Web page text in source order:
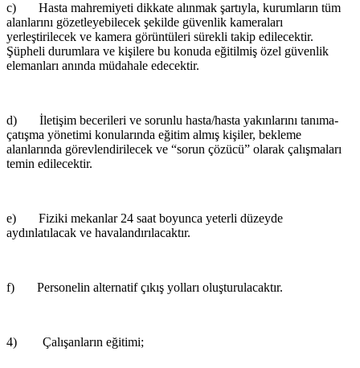
c) Hasta mahremiyeti dikkate alınmak şartıyla, kurumların tüm
alanlarını gözetleyebilecek şekilde güvenlik kameraları
yerleştirilecek ve kamera görüntüleri sürekli takip edilecektir.
Şüpheli durumlara ve kişilere bu konuda eğitilmiş özel güvenlik
elemanları anında müdahale edecektir.
d) İletişim becerileri ve sorunlu hasta/hasta yakınlarını tanıma-
çatışma yönetimi konularında eğitim almış kişiler, bekleme
alanlarında görevlendirilecek ve “sorun çözücü” olarak çalışmaları
temin edilecektir.
e) Fiziki mekanlar 24 saat boyunca yeterli düzeyde
aydınlatılacak ve havalandırılacaktır.
f) Personelin alternatif çıkış yolları oluşturulacaktır.
4) Çalışanların eğitimi;